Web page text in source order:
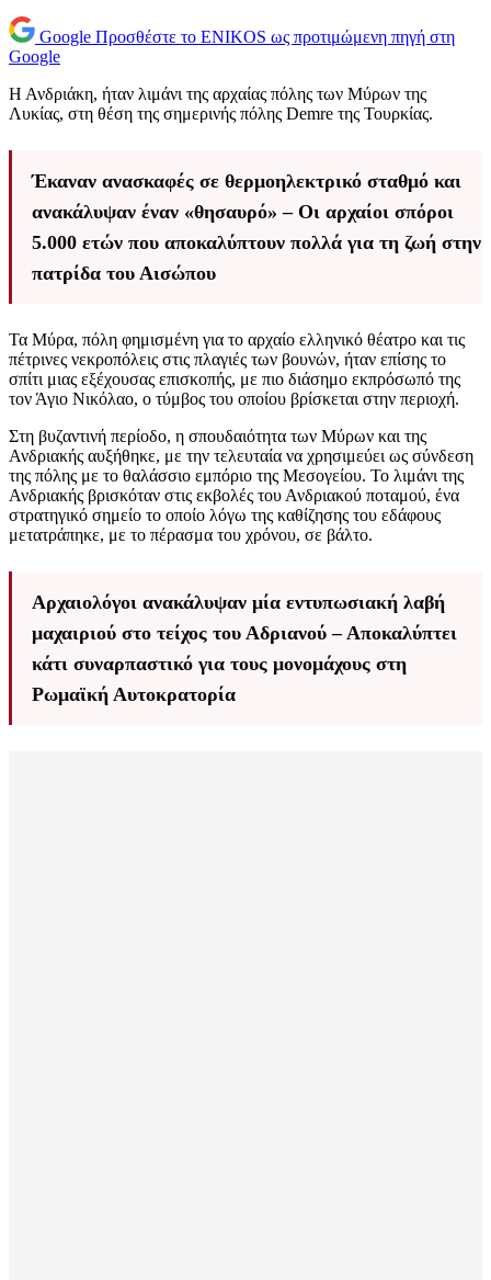
Google Προσθέστε το ENIKOS ως προτιμώμενη πηγή στη
Google
Η Ανδριάκη, ήταν λιμάνι της αρχαίας πόλης των Μύρων της
Λυκίας, στη θέση της σημερινής πόλης Demre της Τουρκίας.
Έκαναν ανασκαφές σε θερμοηλεκτρικό σταθμό και
ανακάλυψαν έναν «θησαυρό» – Οι αρχαίοι σπόροι
5.000 ετών που αποκαλύπτουν πολλά για τη ζωή στην
πατρίδα του Αισώπου
Τα Μύρα, πόλη φημισμένη για το αρχαίο ελληνικό θέατρο και τις
πέτρινες νεκροπόλεις στις πλαγιές των βουνών, ήταν επίσης το
σπίτι μιας εξέχουσας επισκοπής, με πιο διάσημο εκπρόσωπό της
τον Άγιο Νικόλαο, ο τύμβος του οποίου βρίσκεται στην περιοχή.
Στη βυζαντινή περίοδο, η σπουδαιότητα των Μύρων και της
Ανδριακής αυξήθηκε, με την τελευταία να χρησιμεύει ως σύνδεση
της πόλης με το θαλάσσιο εμπόριο της Μεσογείου. Το λιμάνι της
Ανδριακής βρισκόταν στις εκβολές του Ανδριακού ποταμού, ένα
στρατηγικό σημείο το οποίο λόγω της καθίζησης του εδάφους
μετατράπηκε, με το πέρασμα του χρόνου, σε βάλτο.
Αρχαιολόγοι ανακάλυψαν μία εντυπωσιακή λαβή
μαχαιριού στο τείχος του Αδριανού – Αποκαλύπτει
κάτι συναρπαστικό για τους μονομάχους στη
Ρωμαϊκή Αυτοκρατορία